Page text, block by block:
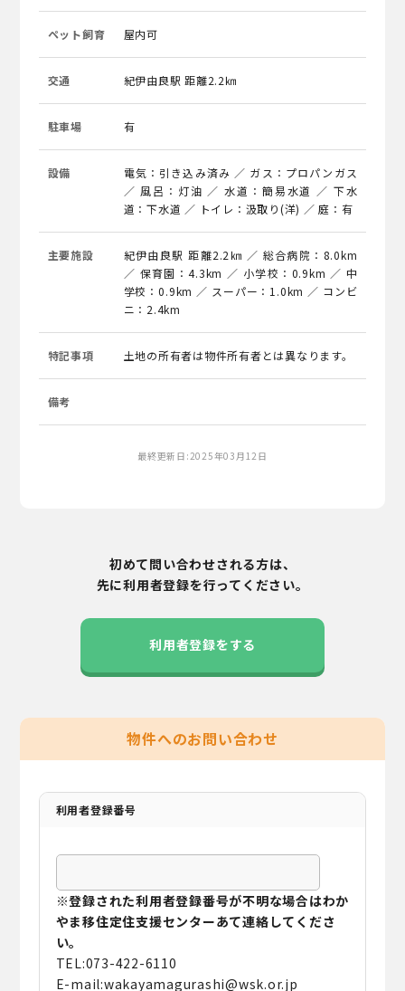
ペット飼育 屋内可
交通 紀伊由良駅 距離2.2㎞
駐車場 有
設備
電気：引き込み済み ／ ガス：プロパンガス
／ 風呂：灯油 ／ 水道：簡易水道 ／ 下水
道：下水道 ／ トイレ：汲取り(洋) ／ 庭：有
主要施設
紀伊由良駅 距離2.2㎞ ／ 総合病院：8.0km
／ 保育園：4.3km ／ 小学校：0.9km ／ 中
学校：0.9km ／ スーパー：1.0km ／ コンビ
ニ：2.4km
特記事項 土地の所有者は物件所有者とは異なります。
備考
最終更新日:2025年03月12日
初めて問い合わせされる方は、
先に利用者登録を行ってください。
利用者登録をする
物件へのお問い合わせ
利用者登録番号
※登録された利用者登録番号が不明な場合はわか
やま移住定住支援センターあて連絡してくださ
い。
TEL:073-422-6110
E-mail:wakayamagurashi@wsk.or.jp